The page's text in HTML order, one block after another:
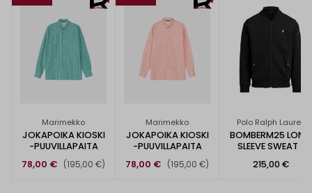
Marimekko
JOKAPOIKA KIOSKI
-PUUVILLAPAITA
78,00 €
(195,00 €)
Marimekko
JOKAPOIKA KIOSKI
-PUUVILLAPAITA
78,00 €
(195,00 €)
Polo Ralph Lauren
BOMBERM25 LONG
SLEEVE SWEAT -
215,00 €